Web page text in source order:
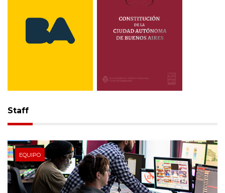
Staff
EQUIPO